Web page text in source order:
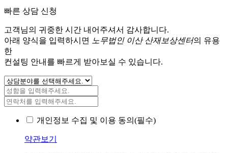
빠른 상담 신청
고객님의 귀중한 시간 내어주셔서 감사합니다.
아래 양식을 입력하시면
노무법인 이산 산재보상센터의 유용
한
컨설팅 안내를 빠르게 받아보실 수 있습니다.
개인정보 수집 및 이용 동의(필수)
약관보기